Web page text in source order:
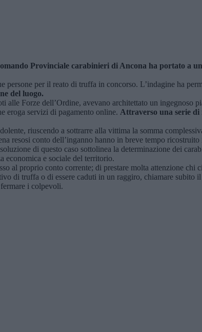
Provinciale carabinieri di Ancona ha portato a
per il reato di truffa in concorso. L’indagine ha
del luogo.
alle Forze dell’Ordine, avevano architettato un ingegnoso
eroga servizi di pagamento online. Attraverso una serie
riuscendo a sottrarre alla vittima la somma
resosi conto dell’inganno hanno in breve tempo
di questo caso sottolinea la determinazione dei
economica e sociale del territorio.
al proprio conto corrente; di prestare molta attenzione chi
di truffa o di essere caduti in un raggiro, chiamare subito
i colpevoli.